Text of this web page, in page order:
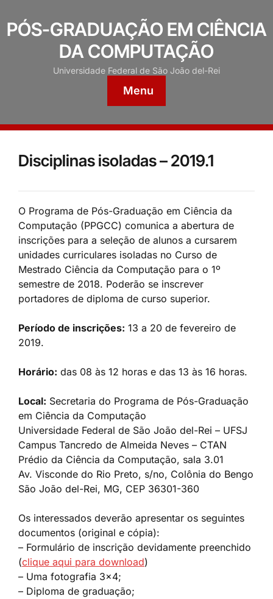
PÓS-GRADUAÇÃO EM CIÊNCIA
DA COMPUTAÇÃO
Universidade Federal de São João del-Rei
Menu
Disciplinas isoladas – 2019.1
O Programa de Pós-Graduação em Ciência da
Computação (PPGCC) comunica a abertura de
inscrições para a seleção de alunos a cursarem
unidades curriculares isoladas no Curso de
Mestrado Ciência da Computação para o 1º
semestre de 2018. Poderão se inscrever
portadores de diploma de curso superior.
Período de inscrições: 13 a 20 de fevereiro de
2019.
Horário: das 08 às 12 horas e das 13 às 16 horas.
Local: Secretaria do Programa de Pós-Graduação
em Ciência da Computação
Universidade Federal de São João del-Rei – UFSJ
Campus Tancredo de Almeida Neves – CTAN
Prédio da Ciência da Computação, sala 3.01
Av. Visconde do Rio Preto, s/no, Colônia do Bengo
São João del-Rei, MG, CEP 36301-360
Os interessados deverão apresentar os seguintes
documentos (original e cópia):
– Formulário de inscrição devidamente preenchido
(clique aqui para download)
– Uma fotografia 3×4;
– Diploma de graduação;